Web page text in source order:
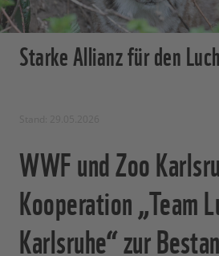
Starke Allianz für den
WWF und Zoo
Kooperation „Team
Karlsruhe“ zur